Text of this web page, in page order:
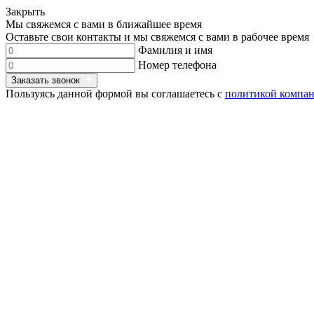
Закрыть
Мы свяжемся с вами в ближайшее время
Оставьте свои контакты и мы свяжемся с вами в рабочее время
Фамилия и имя
Номер телефона
Заказать звонок
Пользуясь данной формой вы соглашаетесь с политикой